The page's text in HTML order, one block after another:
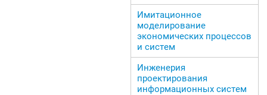
Имитационное
моделирование
экономических процессов
и систем
Инженерия
проектирования
информационных систем